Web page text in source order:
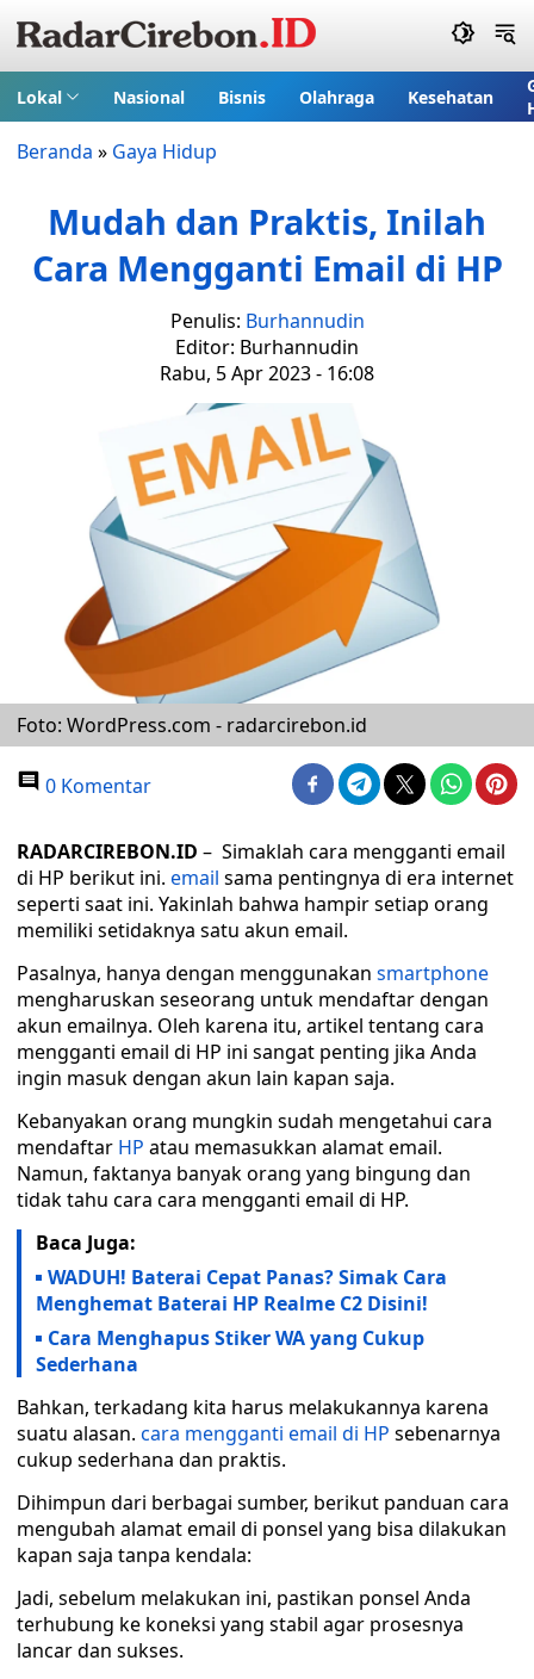
Lokal Nasional Bisnis Olahraga Kesehatan
Beranda » Gaya Hidup
Mudah dan Praktis, Inilah
Cara Mengganti Email di HP
Penulis: Burhannudin
Editor: Burhannudin
Rabu, 5 Apr 2023 - 16:08
Foto: WordPress.com - radarcirebon.id
0 Komentar
RADARCIREBON.ID – Simaklah cara mengganti email
di HP berikut ini. email sama pentingnya di era internet
seperti saat ini. Yakinlah bahwa hampir setiap orang
memiliki setidaknya satu akun email.
Pasalnya, hanya dengan menggunakan smartphone
mengharuskan seseorang untuk mendaftar dengan
akun emailnya. Oleh karena itu, artikel tentang cara
mengganti email di HP ini sangat penting jika Anda
ingin masuk dengan akun lain kapan saja.
Kebanyakan orang mungkin sudah mengetahui cara
mendaftar HP atau memasukkan alamat email.
Namun, faktanya banyak orang yang bingung dan
tidak tahu cara cara mengganti email di HP.
Baca Juga:
WADUH! Baterai Cepat Panas? Simak Cara
Menghemat Baterai HP Realme C2 Disini!
Cara Menghapus Stiker WA yang Cukup
Sederhana
Bahkan, terkadang kita harus melakukannya karena
suatu alasan. cara mengganti email di HP sebenarnya
cukup sederhana dan praktis.
Dihimpun dari berbagai sumber, berikut panduan cara
mengubah alamat email di ponsel yang bisa dilakukan
kapan saja tanpa kendala:
Jadi, sebelum melakukan ini, pastikan ponsel Anda
terhubung ke koneksi yang stabil agar prosesnya
lancar dan sukses.